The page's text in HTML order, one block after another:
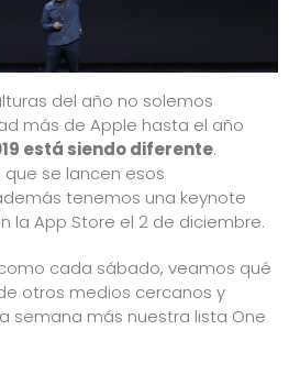
del año no solemos
más de Apple hasta el año
está siendo diferente.
se lancen esos
tenemos una keynote
la App Store el 2 de diciembre.
cada sábado, veamos qué
otros medios cercanos y
semana más nuestra lista One